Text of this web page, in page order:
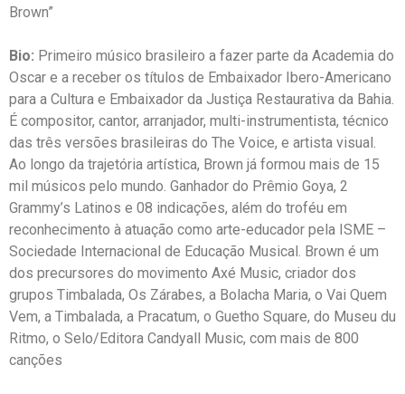
Brown”
Bio: Primeiro músico brasileiro a fazer parte da Academia do
Oscar e a receber os títulos de Embaixador Ibero-Americano
para a Cultura e Embaixador da Justiça Restaurativa da Bahia.
É compositor, cantor, arranjador, multi-instrumentista, técnico
das três versões brasileiras do The Voice, e artista visual.
Ao longo da trajetória artística, Brown já formou mais de 15
mil músicos pelo mundo. Ganhador do Prêmio Goya, 2
Grammy’s Latinos e 08 indicações, além do troféu em
reconhecimento à atuação como arte-educador pela ISME –
Sociedade Internacional de Educação Musical. Brown é um
dos precursores do movimento Axé Music, criador dos
grupos Timbalada, Os Zárabes, a Bolacha Maria, o Vai Quem
Vem, a Timbalada, a Pracatum, o Guetho Square, do Museu du
Ritmo, o Selo/Editora Candyall Music, com mais de 800
canções